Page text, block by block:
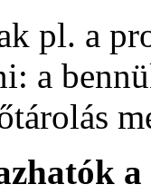
pl. a
a